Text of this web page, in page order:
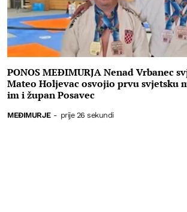
PONOS MEĐIMURJA Nenad Vrbanec
Mateo Holjevac osvojio prvu svjetsku
im i župan Posavec
MEĐIMURJE - prije 26 sekundi